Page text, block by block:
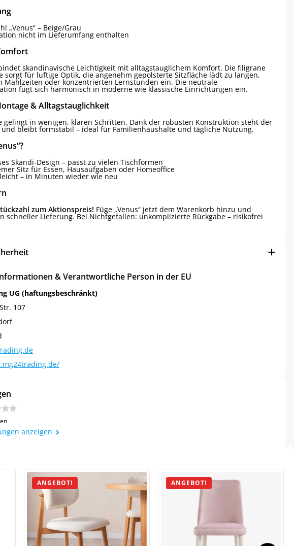
„Venus“ – Beige/Grau
nicht im Lieferumfang enthalten
skandinavische Leichtigkeit mit alltagstauglichem Komfort. Die filigrane
sorgt für luftige Optik, die angenehm gepolsterte Sitzfläche lädt zu langen,
Mahlzeiten oder konzentrierten Lernstunden ein. Die neutrale
fügt sich harmonisch in moderne wie klassische Einrichtungen ein.
& Alltagstauglichkeit
gelingt in wenigen, klaren Schritten. Dank der robusten Konstruktion steht der
bleibt formstabil – ideal für Familienhaushalte und tägliche Nutzung.
Skandi-Design – passt zu vielen Tischformen
Sitz für Essen, Hausaufgaben oder Homeoffice
– in Minuten wieder wie neu
zum Aktionspreis! Füge „Venus“ jetzt dem Warenkorb hinzu und
schneller Lieferung. Bei Nichtgefallen: unkomplizierte Rückgabe – risikofrei
& Verantwortliche Person in der EU
UG (haftungsbeschränkt)
107
anzeigen
ANGEBOT! ANGEBOT!
und Angebote.